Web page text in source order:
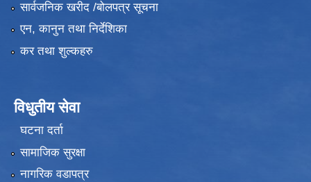
सार्वजनिक खरीद /बोलपत्र सूचना
एन, कानुन तथा निर्देशिका
कर तथा शुल्कहरु
विधुतीय सेवा
घटना दर्ता
सामाजिक सुरक्षा
नागरिक वडापत्र